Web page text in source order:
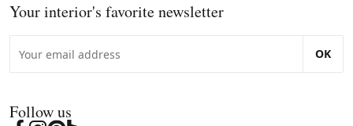
Your interior's favorite newsletter
OK
Follow us